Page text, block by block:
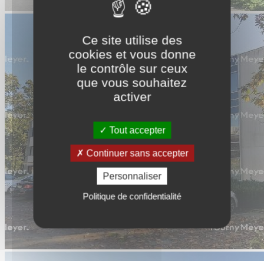
Ce site utilise des
cookies et vous donne
le contrôle sur ceux
que vous souhaitez
activer
Tout accepter
Continuer sans accepter
Personnaliser
Politique de confidentialité